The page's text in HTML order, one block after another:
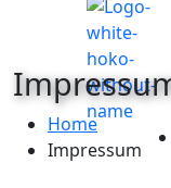
Home
Impressum